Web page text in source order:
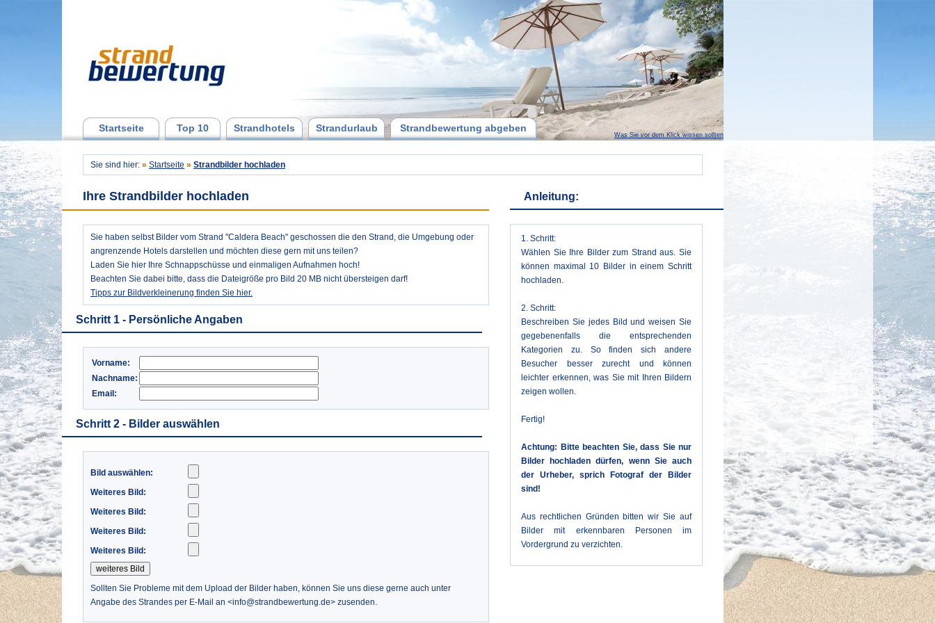
Startseite Top 10 Strandhotels Strandurlaub Strandbewertung abgeben
Was Sie vor dem Klick wissen sollten
Sie sind hier: » Startseite » Strandbilder hochladen
Ihre Strandbilder hochladen
Sie haben selbst Bilder vom Strand "Caldera Beach" geschossen die den Strand, die Umgebung oder
angrenzende Hotels darstellen und möchten diese gern mit uns teilen?
Laden Sie hier Ihre Schnappschüsse und einmaligen Aufnahmen hoch!
Beachten Sie dabei bitte, dass die Dateigröße pro Bild 20 MB nicht übersteigen darf!
Tipps zur Bildverkleinerung finden Sie hier.
Schritt 1 - Persönliche Angaben
Vorname:
Nachname:
Email:
Schritt 2 - Bilder auswählen
Bild auswählen:
Weiteres Bild:
Weiteres Bild:
Weiteres Bild:
Weiteres Bild:
Sollten Sie Probleme mit dem Upload der Bilder haben, können Sie uns diese gerne auch unter
Angabe des Strandes per E-Mail an <info@strandbewertung.de> zusenden.
Anleitung:
1. Schritt:
Wählen Sie Ihre Bilder zum Strand aus. Sie
können maximal 10 Bilder in einem Schritt
hochladen.
2. Schritt:
Beschreiben Sie jedes Bild und weisen Sie
gegebenenfalls die entsprechenden
Kategorien zu. So finden sich andere
Besucher besser zurecht und können
leichter erkennen, was Sie mit Ihren Bildern
zeigen wollen.
Fertig!
Achtung: Bitte beachten Sie, dass Sie nur
Bilder hochladen dürfen, wenn Sie auch
der Urheber, sprich Fotograf der Bilder
sind!
Aus rechtlichen Gründen bitten wir Sie auf
Bilder mit erkennbaren Personen im
Vordergrund zu verzichten.